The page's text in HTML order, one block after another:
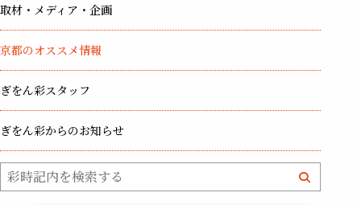
取材・メディア・企画
京都のオススメ情報
ぎをん彩スタッフ
ぎをん彩からのお知らせ